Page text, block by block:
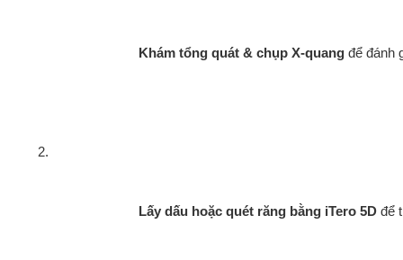
Khám tổng quát & chụp X-quang để đánh
Lấy dấu hoặc quét răng bằng iTero 5D để